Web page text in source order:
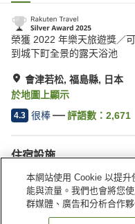
榮獲 2022 年樂天旅遊獎／
到城下町全景的露天浴池
會津若松, 福島縣, 日本
於地圖上顯示
4.3 很棒 評語數： 2,671
住宿設施
接送服務
喚醒服務
本網站使用 Cookie 以提
能與流量。我們也會將您
群媒體、廣告和分析合作夥